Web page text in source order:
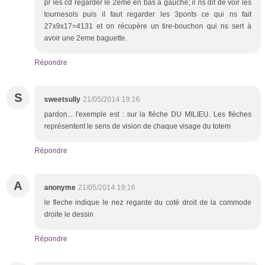
pr les cd regarder le 2eme en bas à gauche; il ns dit de voir les
tournesols puis il faut regarder les 3ponts ce qui ns fait
27x9x17=4131 et on récupère un tire-bouchon qui ns sert à
avoir une 2eme baguette.
Répondre
S sweetsully 21/05/2014 19:16
pardon... l'exemple est : sur la flèche DU MILIEU. Les flèches
représentent le sens de vision de chaque visage du totem
Répondre
A anonyme 21/05/2014 19:16
le fleche indique le nez regarde du coté droit de la commode
droite le dessin
Répondre